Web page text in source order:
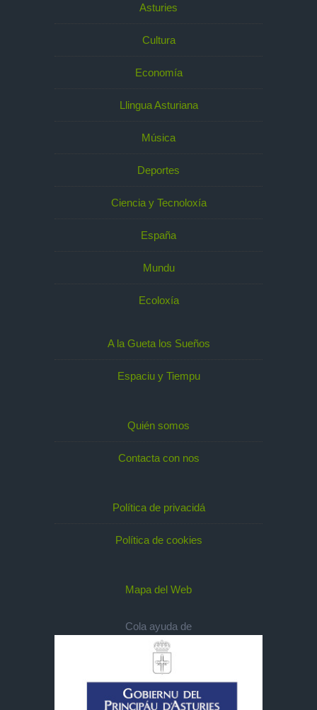
Asturies
Cultura
Economía
Llingua Asturiana
Música
Deportes
Ciencia y Tecnoloxía
España
Mundu
Ecoloxía
A la Gueta los Sueños
Espaciu y Tiempu
Quién somos
Contacta con nos
Política de privacidá
Política de cookies
Mapa del Web
Cola ayuda de